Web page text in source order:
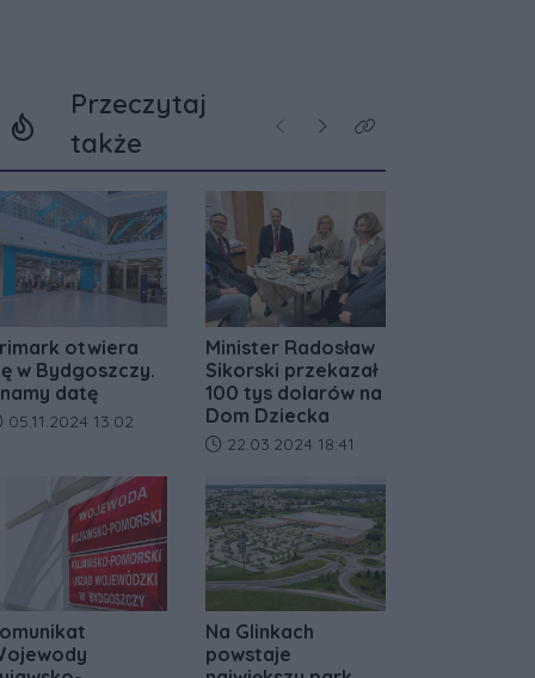
Przeczytaj
także
Poprzednie
NastępneKliknij aby zobaczyć
otwiera
w Bydgoszczy.
datę
dodania artykułu:
05.11.2024 13:02
Minister Radosław
Sikorski przekazał
100 tys dolarów na
Dom Dziecka
Data dodania artykułu:
22.03.2024 18:41
Na Glinkach
powstaje